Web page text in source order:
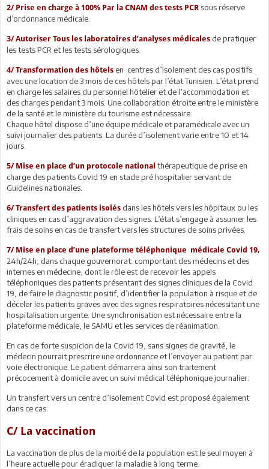
2/ Prise en charge à 100% Par la CNAM des tests PCR sous réserve
d’ordonnance médicale.
3/ Autoriser Tous les laboratoires d’analyses médicales de pratiquer
les tests PCR et les tests sérologiques.
4/ Transformation des hôtels en centres d’isolement des cas positifs
avec une location de 3 mois de ces hôtels par l’état Tunisien. L’état prend
en charge les salaires du personnel hôtelier et de l’accommodation et
des charges pendant 3 mois. Une collaboration étroite entre le ministère
de la santé et le ministère du tourisme est nécessaire.
Chaque hôtel dispose d’une équipe médicale et paramédicale avec un
suivi journalier des patients. La durée d’isolement varie entre 10 et 14
jours.
5/ Mise en place d’un protocole national thérapeutique de prise en
charge des patients Covid 19 en stade pré hospitalier servant de
Guidelines nationales.
6/ Transfert des patients isolés dans les hôtels vers les hôpitaux ou les
cliniques en cas d’aggravation des signes. L’état s’engage à assumer les
frais de soins en cas de transfert vers les structures de soins privées.
7/ Mise en place d’une plateforme téléphonique médicale Covid 19,
24h/24h, dans chaque gouvernorat: comportant des médecins et des
internes en médecine, dont le rôle est de recevoir les appels
téléphoniques des patients présentant des signes cliniques de la Covid
19, de faire le diagnostic positif, d’identifier la population à risque et de
déceler les patients graves avec des signes respiratoires nécessitant une
hospitalisation urgente. Une synchronisation est nécessaire entre la
plateforme médicale, le SAMU et les services de réanimation.
En cas de forte suspicion de la Covid 19, sans signes de gravité, le
médecin pourrait prescrire une ordonnance et l’envoyer au patient par
voie électronique. Le patient démarrera ainsi son traitement
précocement à domicile avec un suivi médical téléphonique journalier.
Un transfert vers un centre d’isolement Covid est proposé également
dans ce cas.
C/ La vaccination
La vaccination de plus de la moitié de la population est le seul moyen à
l’heure actuelle pour éradiquer la maladie à long terme.